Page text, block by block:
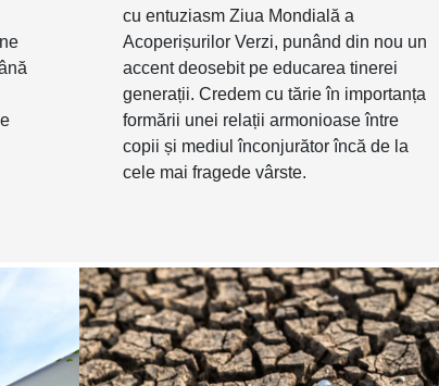
cu entuziasm Ziua Mondială a
Acoperișurilor Verzi, punând din nou un
accent deosebit pe educarea tinerei
generații. Credem cu tărie în importanța
formării unei relații armonioase între
copii și mediul înconjurător încă de la
cele mai fragede vârste.